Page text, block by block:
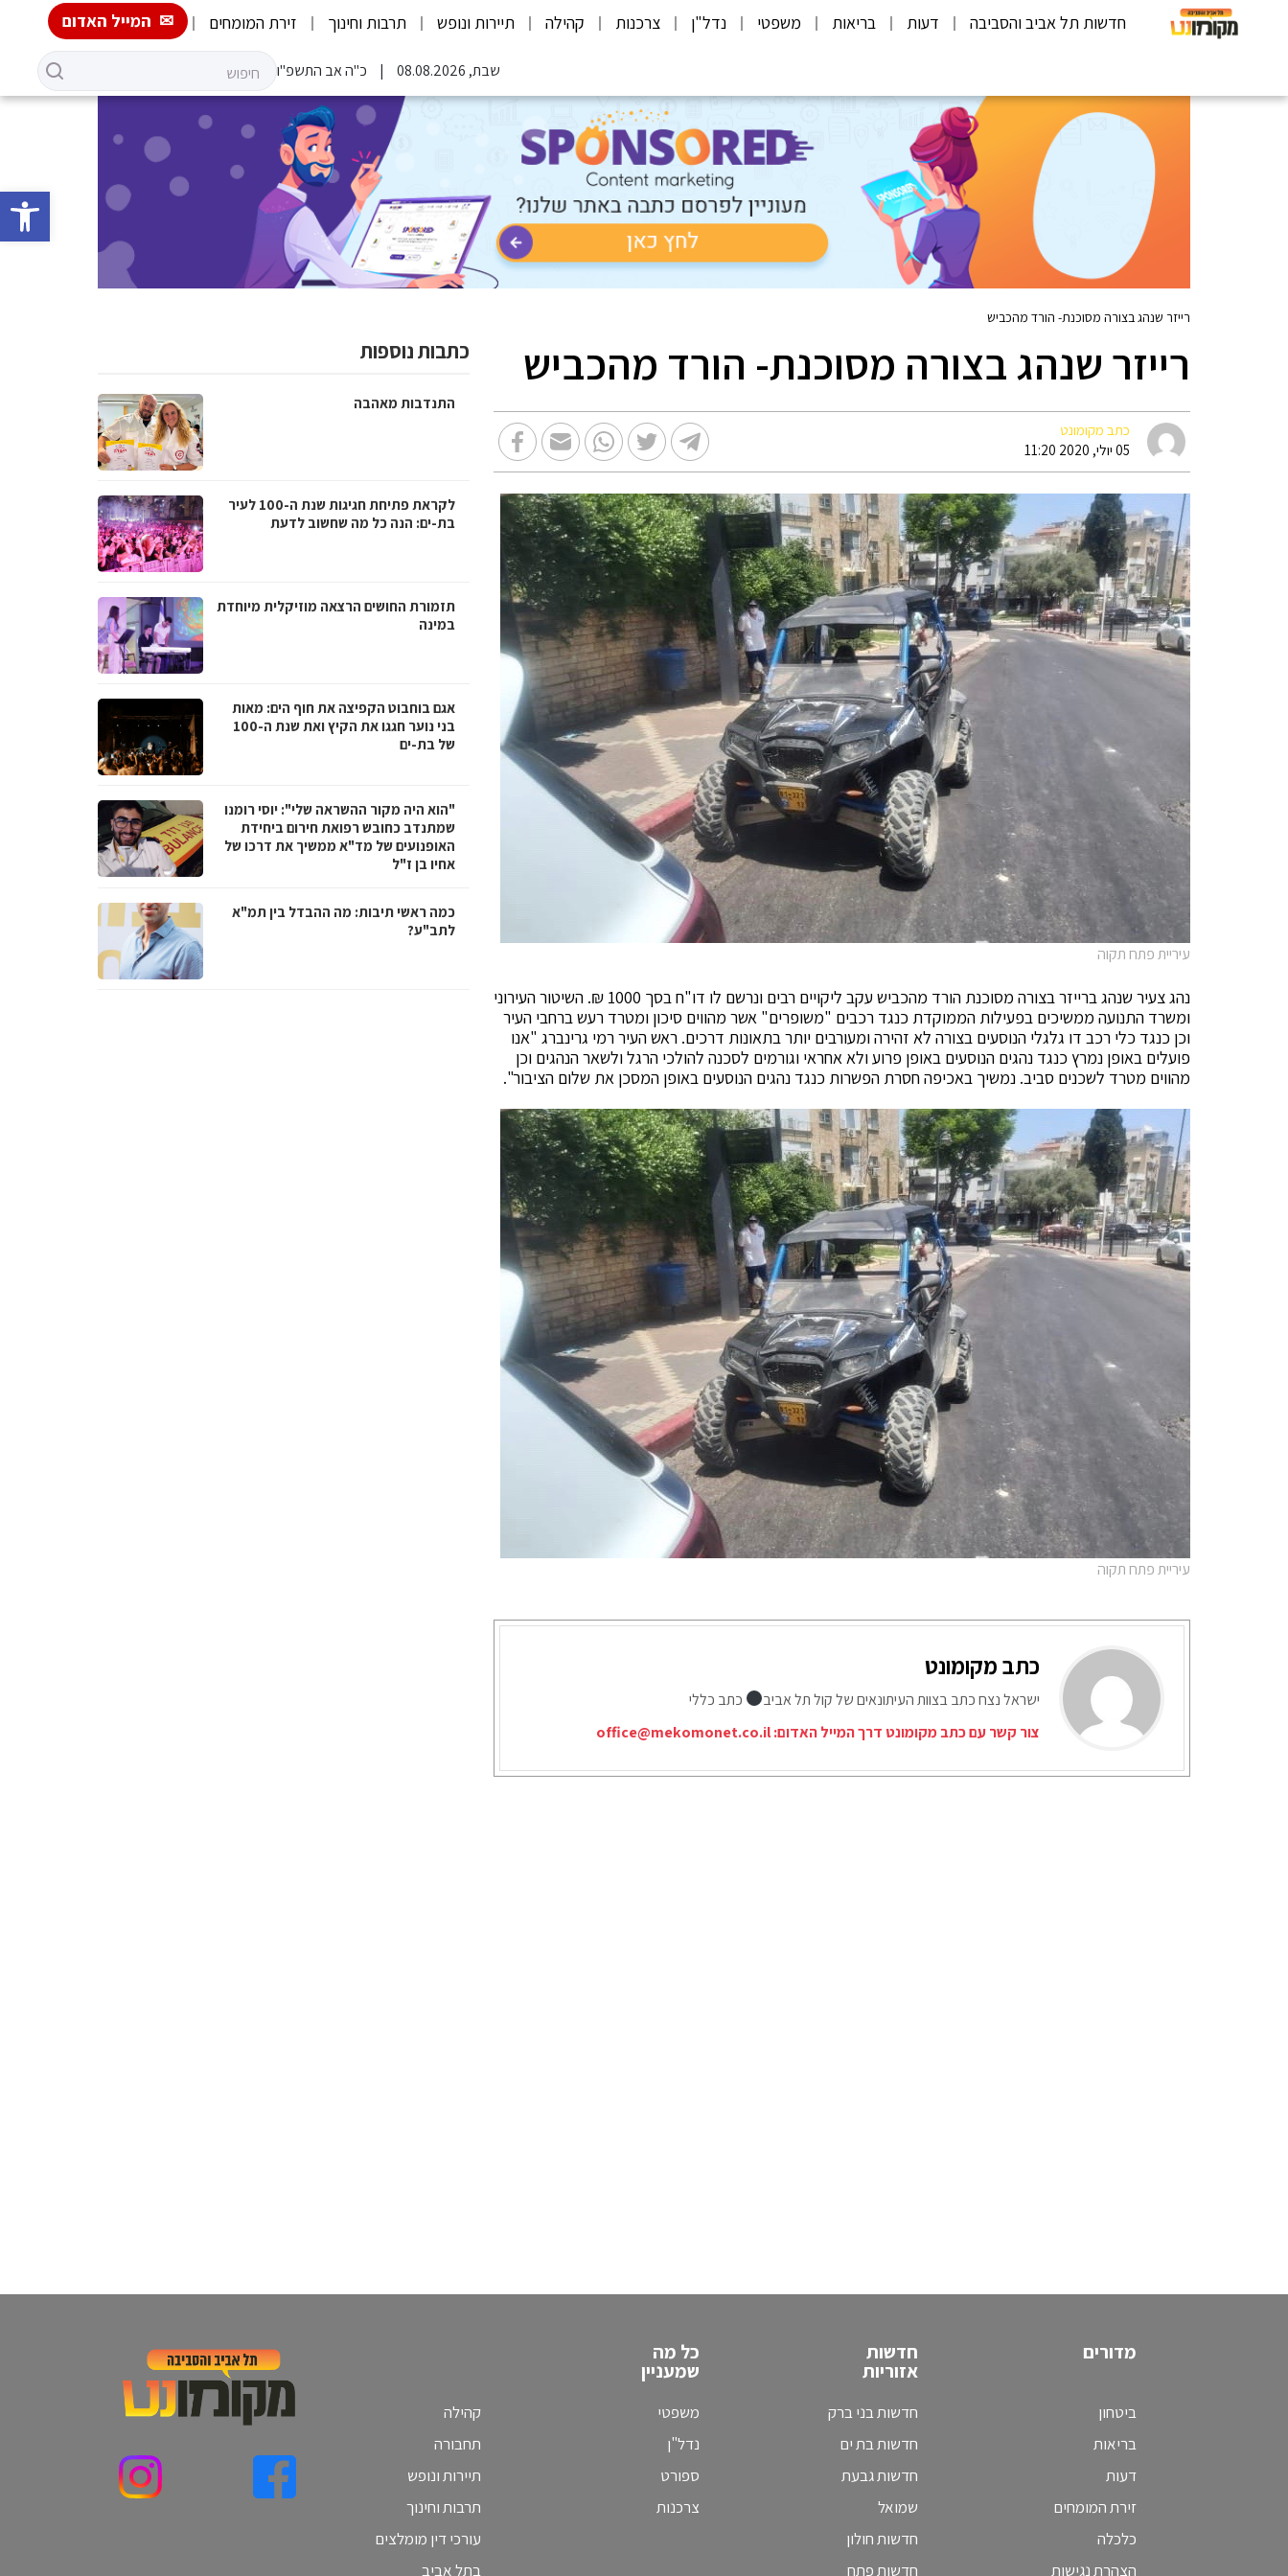
פתח
חדשות תל אביב והסביבה דעות בריאות משפטי נדל"ן צרכנות קהילה תיירות ונופש תרבות וחינוך זירת המומחים המייל האדום
שבת, 08.08.2026 כ"ה אב התשפ"ו
רייזר שנהג בצורה מסוכנת- הורד מהכביש
רייזר שנהג בצורה מסוכנת- הורד מהכביש
כתב מקומונט
05 יולי, 2020 11:20
עיריית פתח תקוה
נהג צעיר שנהג ברייזר בצורה מסוכנת הורד מהכביש עקב ליקויים רבים ונרשם לו דו"ח בסך 1000 ₪. השיטור העירוני
ומשרד התנועה ממשיכים בפעילות הממוקדת כנגד רכבים "משופרים" אשר מהווים סיכון ומטרד רעש ברחבי העיר
וכן כנגד כלי רכב דו גלגלי הנוסעים בצורה לא זהירה ומעורבים יותר בתאונות דרכים. ראש העיר רמי גרינברג "אנו
פועלים באופן נמרץ כנגד נהגים הנוסעים באופן פרוע ולא אחראי וגורמים לסכנה להולכי הרגל ולשאר הנהגים וכן
מהווים מטרד לשכנים סביב. נמשיך באכיפה חסרת הפשרות כנגד נהגים הנוסעים באופן המסכן את שלום הציבור".
עיריית פתח תקוה
כתב מקומונט
ישראל נצח כתב בצוות העיתונאים של קול תל אביב
כתב כללי
צור קשר עם כתב מקומונט דרך המייל האדום:office@mekomonet.co.il
כתבות נוספות
התנדבות מאהבה
לקראת פתיחת חגיגות שנת ה-100 לעיר
בת-ים: הנה כל מה שחשוב לדעת
תזמורת החושים הרצאה מוזיקלית מיוחדת
במינה
אגם בוחבוט הקפיצה את חוף הים: מאות
בני נוער חגגו את הקיץ ואת שנת ה-100
של בת-ים
"הוא היה מקור ההשראה שלי": יוסי רומנו
שמתנדב כחובש רפואת חירום ביחידת
האופנועים של מד"א ממשיך את דרכו של
אחיו בן ז"ל
כמה ראשי תיבות: מה ההבדל בין תמ"א
לתב"ע?
מדורים
ביטחון
בריאות
דעות
זירת המומחים
כלכלה
הצהרת נגישות
חדשות
אזוריות
חדשות בני ברק
חדשות בת ים
חדשות גבעת
שמואל
חדשות חולון
חדשות פתח
כל מה
שמעניין
משפטי
נדל"ן
ספורט
צרכנות
קהילה
תחבורה
תיירות ונופש
תרבות וחינוך
עורכי דין מומלצים
בתל אביב